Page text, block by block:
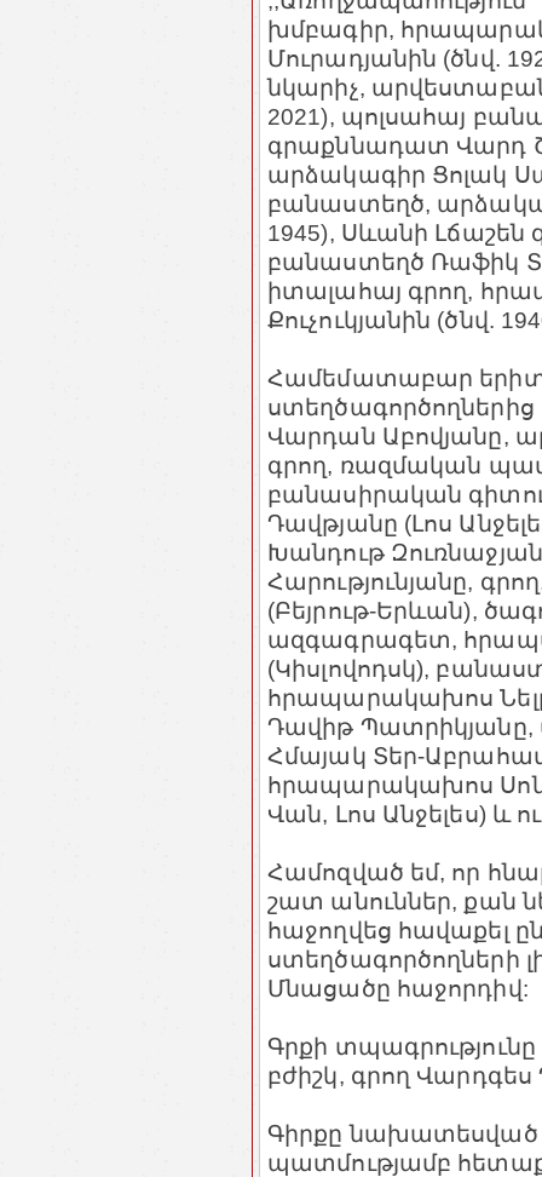
խմբագիր,
Մուրադյանին (ծնվ.
նկարիչ, արվեստաբան
2021), պոլսահայ
գրաքննադատ Վարդ
արձակագիր Ցոլակ
բանաստեղծ,
1945), Սևանի
բանաստեղծ Ռաֆիկ
իտալահայ գրող,
Քուչուկյանին (ծնվ.
Համեմատաբար
Վարդան Աբովյանը,
գրող, ռազմական
բանասիրական
Դավթյանը (Լոս
Խանդութ
Հարությունյանը,
(Բեյրութ-Երևան),
ազգագրագետ,
(Կիսլովոդսկ),
հրապարակախոս
Դավիթ
Հմայակ Տեր-
հրապարակախոս
Վան, Լոս Անջելես) և
Համոզված եմ, որ
շատ անուններ, քան
հաջողվեց հավաքել
ստեղծագործողների
Մնացածը
Գրքի
բժիշկ, գրող
Գիրքը նախատեսված
պատմությամբ